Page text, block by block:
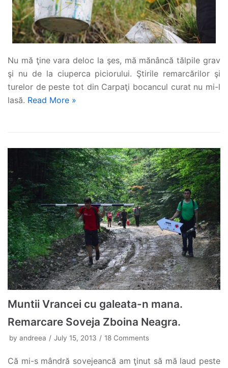
Nu mă ţine vara deloc la şes, mă mănâncă tălpile grav
şi nu de la ciuperca piciorului. Ştirile remarcărilor şi
turelor de peste tot din Carpaţi bocancul curat nu mi-l
lasă. Read More »
Muntii Vrancei cu galeata-n mana.
Remarcare Soveja Zboina Neagra.
by andreea July 15, 2013 18 Comments
Că mi-s mândră sovejeancă am ţinut să mă laud peste